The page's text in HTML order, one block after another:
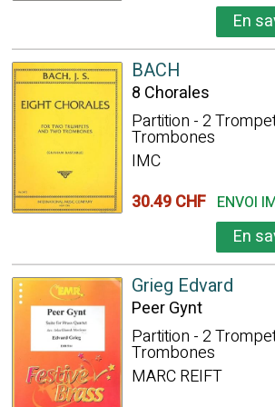
En
BACH
8 Chorales
Partition - 2
Trombones
IMC
30.49 CHF ENVOI
En
Grieg Edvard
Peer Gynt
Partition - 2
Trombones
MARC REIFT